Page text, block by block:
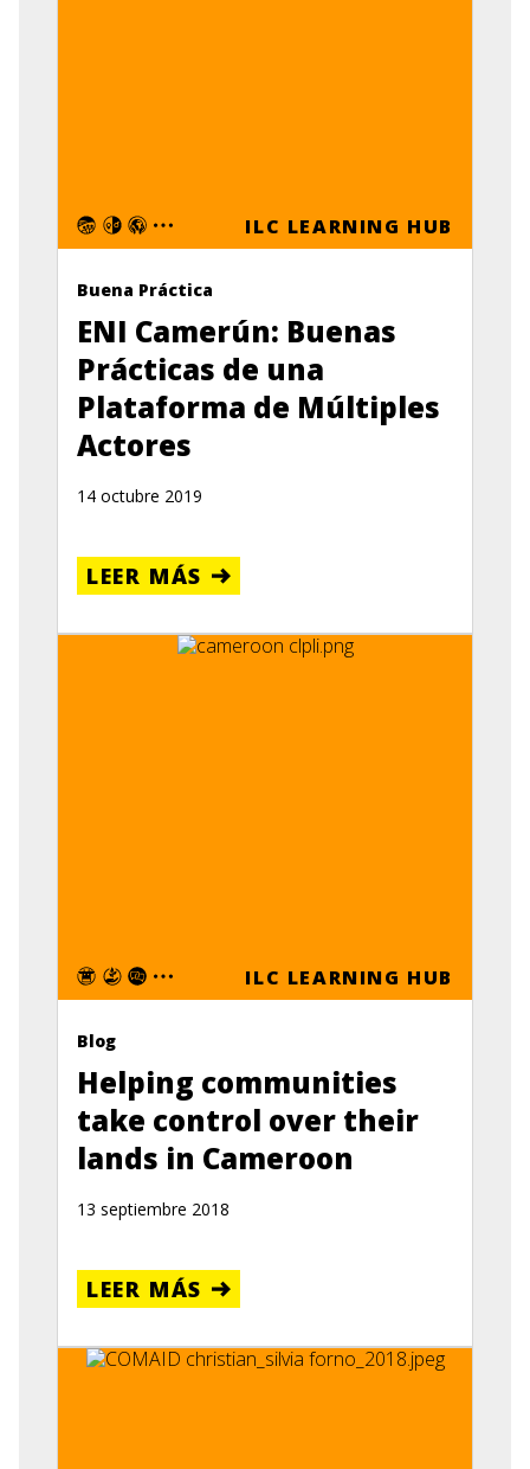
ILC LEARNING HUB
Buena Práctica
ENI Camerún: Buenas
Prácticas de una
Plataforma de Múltiples
Actores
14 octubre 2019
LEER MÁS
ILC LEARNING HUB
Blog
Helping communities
take control over their
lands in Cameroon
13 septiembre 2018
LEER MÁS